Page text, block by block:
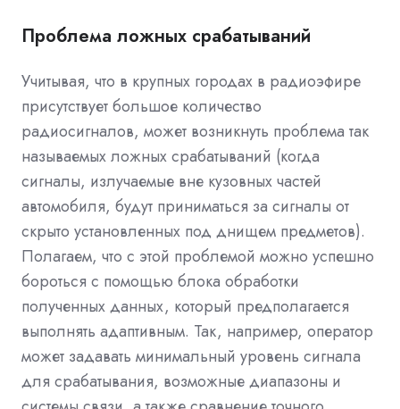
Проблема ложных срабатываний
Учитывая, что в крупных городах в радиоэфире
присутствует большое количество
радиосигналов, может возникнуть проблема так
называемых ложных срабатываний (когда
сигналы, излучаемые вне кузовных частей
автомобиля, будут приниматься за сигналы от
скрыто установленных под днищем предметов).
Полагаем, что с этой проблемой можно успешно
бороться с помощью блока обработки
полученных данных, который предполагается
выполнять адаптивным. Так, например, оператор
может задавать минимальный уровень сигнала
для срабатывания, возможные диапазоны и